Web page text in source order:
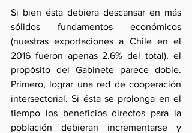
Si bien ésta debiera descansar en más
sólidos fundamentos económicos
(nuestras exportaciones a Chile en el
2016 fueron apenas 2.6% del total), el
propósito del Gabinete parece doble.
Primero, lograr una red de cooperación
intersectorial. Si ésta se prolonga en el
tiempo los beneficios directos para la
población debieran incrementarse y